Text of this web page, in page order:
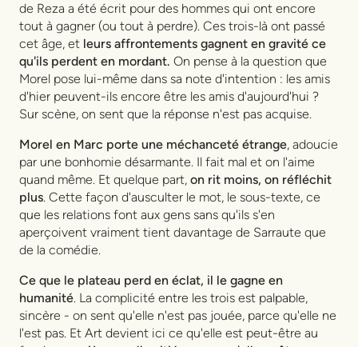
de Reza a été écrit pour des hommes qui ont encore
tout à gagner (ou tout à perdre). Ces trois-là ont passé
cet âge, et leurs affrontements gagnent en gravité ce
qu'ils perdent en mordant. On pense à la question que
Morel pose lui-même dans sa note d'intention : les amis
d'hier peuvent-ils encore être les amis d'aujourd'hui ?
Sur scène, on sent que la réponse n'est pas acquise.
Morel en Marc porte une méchanceté étrange, adoucie
par une bonhomie désarmante. Il fait mal et on l'aime
quand même. Et quelque part, on rit moins, on réfléchit
plus. Cette façon d'ausculter le mot, le sous-texte, ce
que les relations font aux gens sans qu'ils s'en
aperçoivent vraiment tient davantage de Sarraute que
de la comédie.
Ce que le plateau perd en éclat, il le gagne en
humanité. La complicité entre les trois est palpable,
sincère - on sent qu'elle n'est pas jouée, parce qu'elle ne
l'est pas. Et Art devient ici ce qu'elle est peut-être au